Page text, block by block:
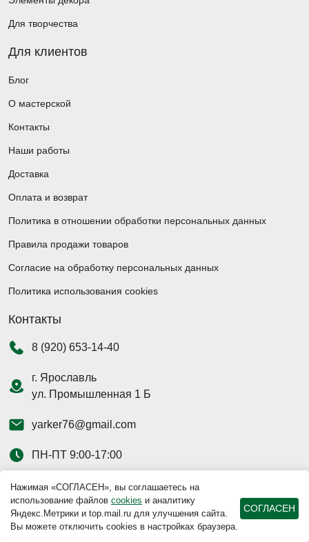
Нажимая «СОГЛАСЕН», вы соглашаетесь на
использование файлов cookies и аналитику
Яндекс.Метрики и top.mail.ru для улучшения сайта.
Вы можете отключить cookies в настройках браузера.
СОГЛАСЕН
Для творчества
Для клиентов
Блог
О мастерской
Контакты
Наши работы
Доставка
Оплата и возврат
Политика в отношении обработки персональных данных
Правила продажи товаров
Согласие на обработку персональных данных
Политика использования cookies
Контакты
8 (920) 653-14-40
г. Ярославль
ул. Промышленная 1 Б
yarker76@gmail.com
ПН-ПТ 9:00-17:00
Наш магазин на